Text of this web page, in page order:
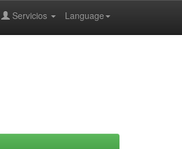
Language
Servicios